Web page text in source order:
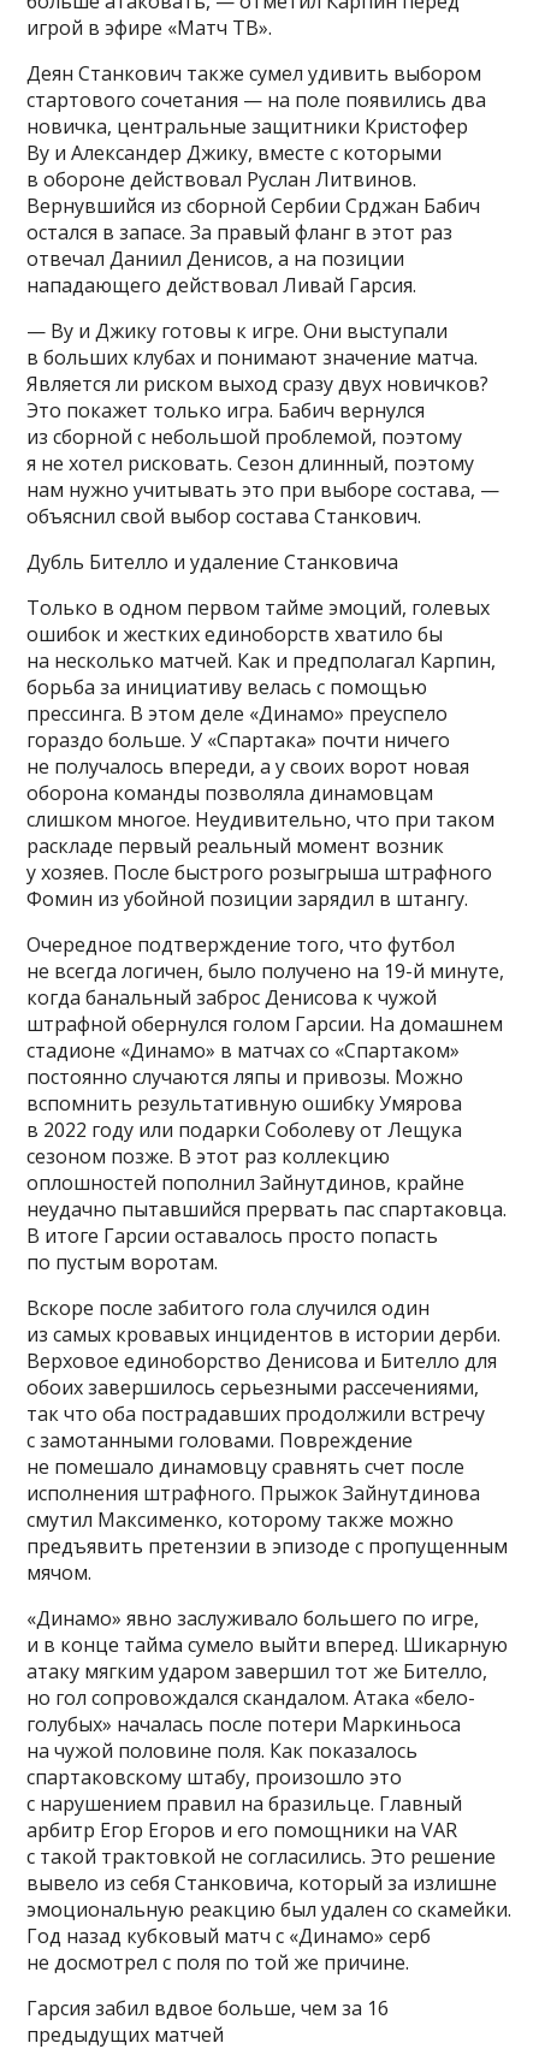
игрой в эфире «Матч ТВ».
Деян Станкович также сумел удивить выбором
стартового сочетания — на поле появились два
новичка, центральные защитники Кристофер
Ву и Александер Джику, вместе с которыми
в обороне действовал Руслан Литвинов.
Вернувшийся из сборной Сербии Срджан Бабич
остался в запасе. За правый фланг в этот раз
отвечал Даниил Денисов, а на позиции
нападающего действовал Ливай Гарсия.
— Ву и Джику готовы к игре. Они выступали
в больших клубах и понимают значение матча.
Является ли риском выход сразу двух новичков?
Это покажет только игра. Бабич вернулся
из сборной с небольшой проблемой, поэтому
я не хотел рисковать. Сезон длинный, поэтому
нам нужно учитывать это при выборе состава, —
объяснил свой выбор состава Станкович.
Дубль Бителло и удаление Станковича
Только в одном первом тайме эмоций, голевых
ошибок и жестких единоборств хватило бы
на несколько матчей. Как и предполагал Карпин,
борьба за инициативу велась с помощью
прессинга. В этом деле «Динамо» преуспело
гораздо больше. У «Спартака» почти ничего
не получалось впереди, а у своих ворот новая
оборона команды позволяла динамовцам
слишком многое. Неудивительно, что при таком
раскладе первый реальный момент возник
у хозяев. После быстрого розыгрыша штрафного
Фомин из убойной позиции зарядил в штангу.
Очередное подтверждение того, что футбол
не всегда логичен, было получено на 19-й минуте,
когда банальный заброс Денисова к чужой
штрафной обернулся голом Гарсии. На домашнем
стадионе «Динамо» в матчах со «Спартаком»
постоянно случаются ляпы и привозы. Можно
вспомнить результативную ошибку Умярова
в 2022 году или подарки Соболеву от Лещука
сезоном позже. В этот раз коллекцию
оплошностей пополнил Зайнутдинов, крайне
неудачно пытавшийся прервать пас спартаковца.
В итоге Гарсии оставалось просто попасть
по пустым воротам.
Вскоре после забитого гола случился один
из самых кровавых инцидентов в истории дерби.
Верховое единоборство Денисова и Бителло для
обоих завершилось серьезными рассечениями,
так что оба пострадавших продолжили встречу
с замотанными головами. Повреждение
не помешало динамовцу сравнять счет после
исполнения штрафного. Прыжок Зайнутдинова
смутил Максименко, которому также можно
предъявить претензии в эпизоде с пропущенным
мячом.
«Динамо» явно заслуживало большего по игре,
и в конце тайма сумело выйти вперед. Шикарную
атаку мягким ударом завершил тот же Бителло,
но гол сопровождался скандалом. Атака «бело-
голубых» началась после потери Маркиньоса
на чужой половине поля. Как показалось
спартаковскому штабу, произошло это
с нарушением правил на бразильце. Главный
арбитр Егор Егоров и его помощники на VAR
с такой трактовкой не согласились. Это решение
вывело из себя Станковича, который за излишне
эмоциональную реакцию был удален со скамейки.
Год назад кубковый матч с «Динамо» серб
не досмотрел с поля по той же причине.
Гарсия забил вдвое больше, чем за 16
предыдущих матчей